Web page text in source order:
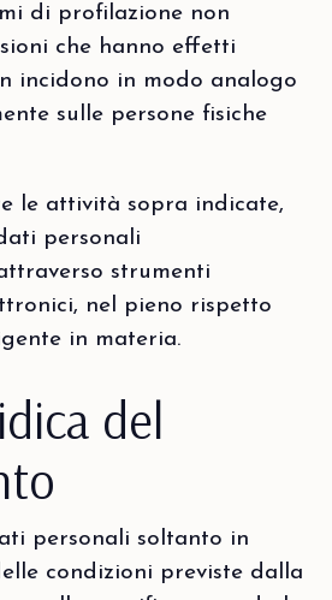
di profilazione non
che hanno effetti
incidono in modo analogo
sulle persone fisiche
le attività sopra indicate,
personali
strumenti
nel pieno rispetto
in materia.
del
personali soltanto in
condizioni previste dalla